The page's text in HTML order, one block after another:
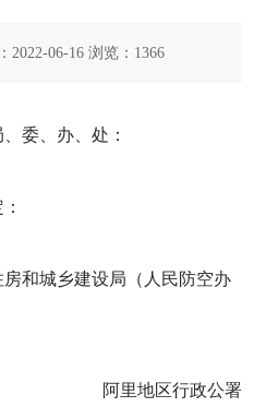
06-16 浏览： 1366
委、办、处：
和城乡建设局（人民防空办
阿里地区行政公署